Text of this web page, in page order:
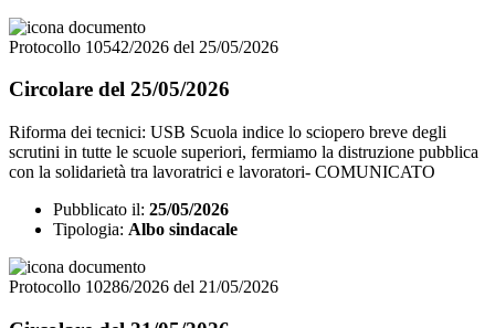
Protocollo 10542/2026 del 25/05/2026
Circolare del 25/05/2026
Riforma dei tecnici: USB Scuola indice lo sciopero breve degli
scrutini in tutte le scuole superiori, fermiamo la distruzione pubblica
con la solidarietà tra lavoratrici e lavoratori- COMUNICATO
Pubblicato il: 25/05/2026
Tipologia: Albo sindacale
Protocollo 10286/2026 del 21/05/2026